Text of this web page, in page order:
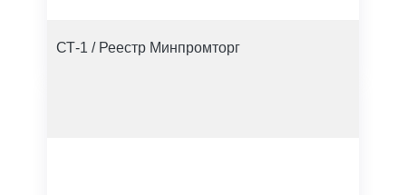
СТ-1 / Реестр Минпромторг